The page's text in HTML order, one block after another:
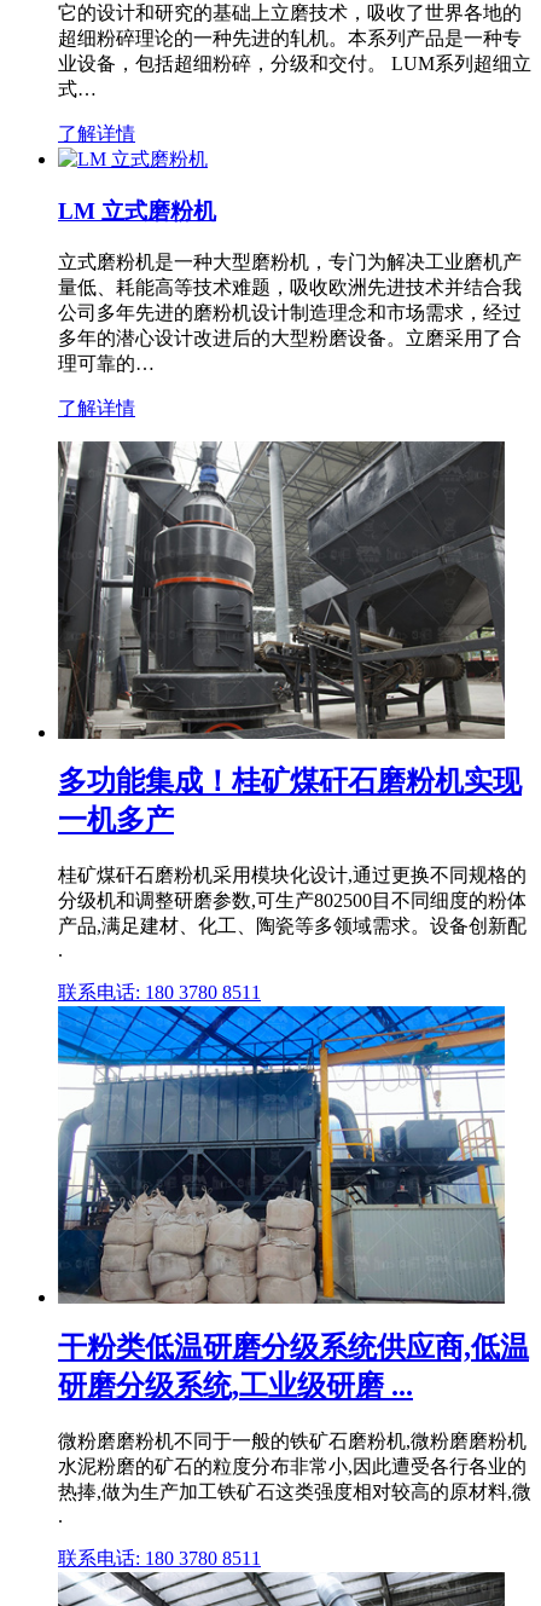
它的设计和研究的基础上立磨技术，吸收了世界各地的
超细粉碎理论的一种先进的轧机。本系列产品是一种专
业设备，包括超细粉碎，分级和交付。 LUM系列超细立
式…
了解详情
LM 立式磨粉机
立式磨粉机是一种大型磨粉机，专门为解决工业磨机产
量低、耗能高等技术难题，吸收欧洲先进技术并结合我
公司多年先进的磨粉机设计制造理念和市场需求，经过
多年的潜心设计改进后的大型粉磨设备。立磨采用了合
理可靠的…
了解详情
多功能集成！桂矿煤矸石磨粉机实现
一机多产
桂矿煤矸石磨粉机采用模块化设计,通过更换不同规格的
分级机和调整研磨参数,可生产802500目不同细度的粉体
产品,满足建材、化工、陶瓷等多领域需求。设备创新配
.
联系电话: 180 3780 8511
干粉类低温研磨分级系统供应商,低温
研磨分级系统,工业级研磨 ...
微粉磨磨粉机不同于一般的铁矿石磨粉机,微粉磨磨粉机
水泥粉磨的矿石的粒度分布非常小,因此遭受各行各业的
热捧,做为生产加工铁矿石这类强度相对较高的原材料,微
.
联系电话: 180 3780 8511